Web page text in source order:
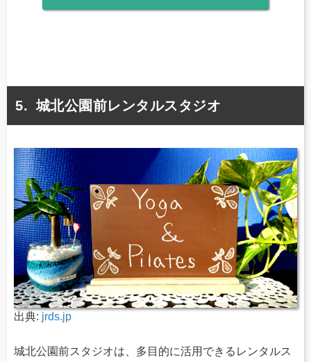
城北公園前レンタルスタジオ
出典: jrds.jp
城北公園前スタジオは、多目的に活用できるレンタルス